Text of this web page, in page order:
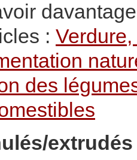
:
des
extrudés